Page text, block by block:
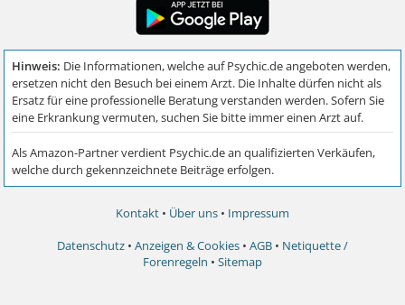
Kontakt • Über uns • Impressum
Datenschutz • Anzeigen & Cookies • AGB • Netiquette /
Forenregeln • Sitemap